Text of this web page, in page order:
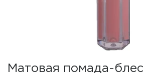
Матовая помада-